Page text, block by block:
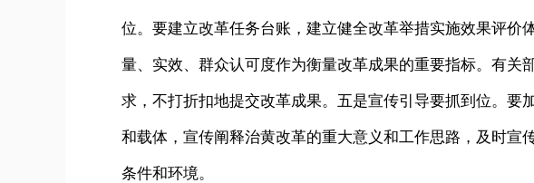
位。要建立改革任务台账，建立健全改革举措实施效果评价
量、实效、群众认可度作为衡量改革成果的重要指标。有关
求，不打折扣地提交改革成果。五是宣传引导要抓到位。要
和载体，宣传阐释治黄改革的重大意义和工作思路，及时宣
条件和环境。